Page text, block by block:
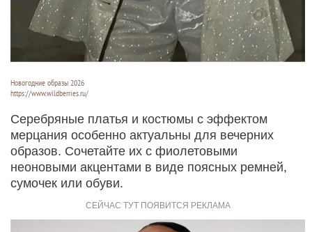
Новогодние образы 2026
https://www.wildberries.ru/
Серебряные платья и костюмы с эффектом
мерцания особенно актуальны для вечерних
образов. Сочетайте их с фиолетовыми
неоновыми акцентами в виде поясных ремней,
сумочек или обуви.